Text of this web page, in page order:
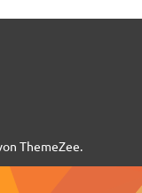
ThemeZee.